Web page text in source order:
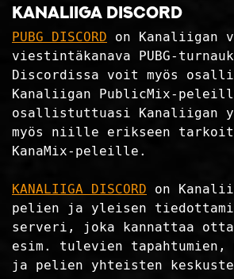
KANALIIGA DISCORD
PUBG DISCORD on Kanaliigan
viestintäkanava PUBG-
Discordissa voit myös
Kanaliigan PublicMix-
osallistuttuasi Kanaliigan
myös niille erikseen
KanaMix-peleille.
KANALIIGA DISCORD on
pelien ja yleisen
serveri, joka kannattaa
esim. tulevien tapahtumien,
ja pelien yhteisten